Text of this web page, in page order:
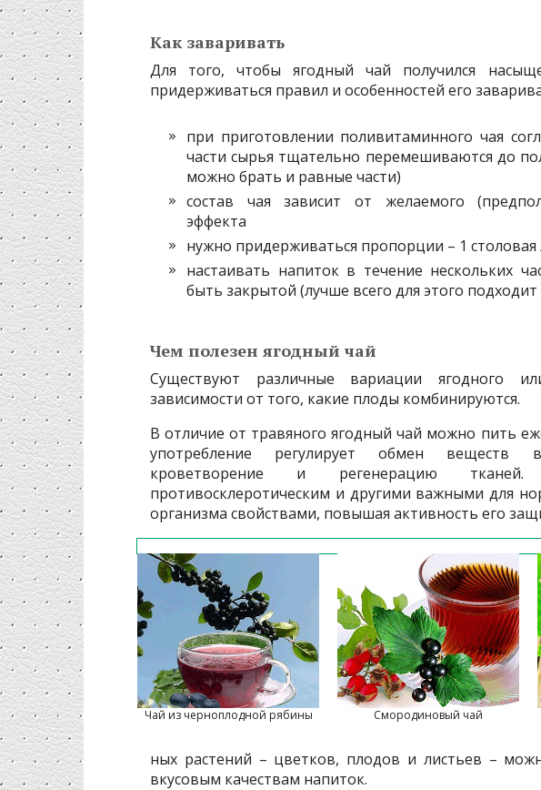
Как заваривать
Для того, чтобы ягодный чай получился
придерживаться правил и особенностей его
при приготовлении поливитаминного чая
части сырья тщательно перемешиваются до
можно брать и равные части)
состав чая зависит от желаемого
эффекта
нужно придерживаться пропорции – 1
настаивать напиток в течение нескольких
быть закрытой (лучше всего для этого
Чем полезен ягодный чай
Существуют различные вариации ягодного
зависимости от того, какие плоды комбинируются.
В отличие от травяного ягодный чай можно пить
употребление регулирует обмен веществ
кроветворение и регенерацию
противосклеротическим и другими важными для
организма свойствами, повышая активность его
Чай из черноплодной рябины Смородиновый чай
ных растений – цветков, плодов и листьев –
вкусовым качествам напиток.